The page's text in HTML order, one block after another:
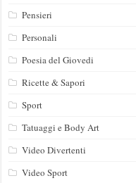
Pensieri
Personali
Poesia del Giovedi
Ricette & Sapori
Sport
Tatuaggi e Body Art
Video Divertenti
Video Sport